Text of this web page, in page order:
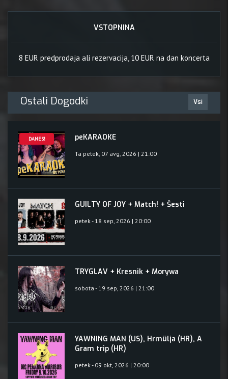
VSTOPNINA
8 EUR predprodaja ali rezervacija, 10 EUR na dan koncerta
Ostali Dogodki Vsi
DANES! peKARAOKE
Ta petek, 07 avg, 2026 | 21:00
GUILTY OF JOY + Match! + Šesti
petek - 18 sep, 2026 | 20:00
TRYGLAV + Kresnik + Morywa
sobota - 19 sep, 2026 | 21:00
YAWNING MAN (US), Hrmülja (HR), A
Gram trip (HR)
petek - 09 okt, 2026 | 20:00